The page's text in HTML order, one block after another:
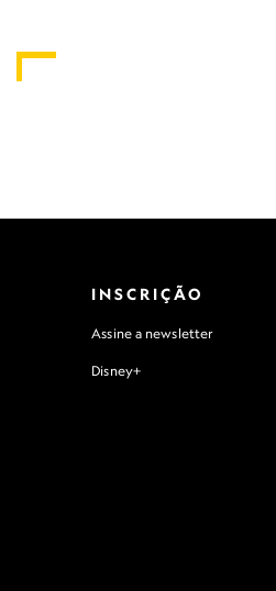
e jovens agradeceram
importantes. "Ela
INSCRIÇÃO
Assine a newsletter
Disney+